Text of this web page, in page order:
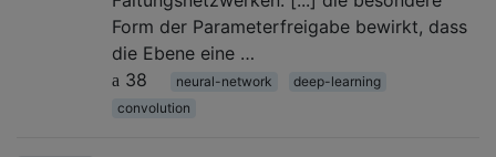
Form der Parameterfreigabe bewirkt, dass
die Ebene eine …
38
neural-network
deep-learning
convolution